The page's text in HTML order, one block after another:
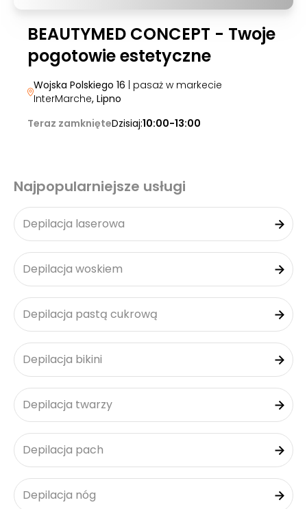
BEAUTYMED CONCEPT - Twoje
pogotowie estetyczne
Wojska Polskiego 16 | pasaż w markecie
InterMarche, Lipno
Teraz zamknięteDzisiaj:10:00-13:00
Najpopularniejsze usługi
Depilacja laserowa
Depilacja woskiem
Depilacja pastą cukrową
Depilacja bikini
Depilacja twarzy
Depilacja pach
Depilacja nóg